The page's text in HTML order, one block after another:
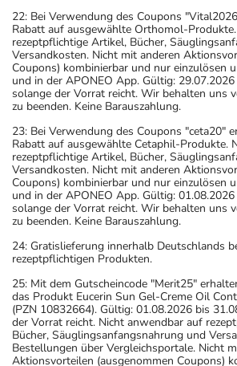
22: Bei Verwendung des Coupons
Rabatt auf ausgewählte Orthomol-
rezeptpflichtige Artikel, Bücher,
Versandkosten. Nicht mit anderen
Coupons) kombinierbar und nur einzulösen
und in der APONEO App. Gültig:
solange der Vorrat reicht. Wir behalten uns
zu beenden. Keine Barauszahlung.
23: Bei Verwendung des Coupons "ceta20"
Rabatt auf ausgewählte Cetaphil-Produkte.
rezeptpflichtige Artikel, Bücher,
Versandkosten. Nicht mit anderen
Coupons) kombinierbar und nur einzulösen
und in der APONEO App. Gültig:
solange der Vorrat reicht. Wir behalten uns
zu beenden. Keine Barauszahlung.
24: Gratislieferung innerhalb Deutschlands
rezeptpflichtigen Produkten.
25: Mit dem Gutscheincode "Merit25"
das Produkt Eucerin Sun Gel-Creme Oil
(PZN 10832664). Gültig: 01.08.2026 bis
der Vorrat reicht. Nicht anwendbar auf
Bücher, Säuglingsanfangsnahrung und
Bestellungen über Vergleichsportale. Nicht
Aktionsvorteilen (ausgenommen Coupons)